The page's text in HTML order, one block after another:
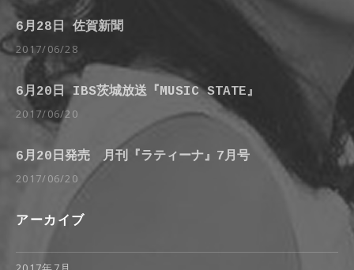
6月28日 佐賀新聞
2017/06/28
6月20日 IBS茨城放送『MUSIC STATE』
2017/06/20
6月20日発売 月刊『ラティーナ』7月号
2017/06/20
アーカイブ